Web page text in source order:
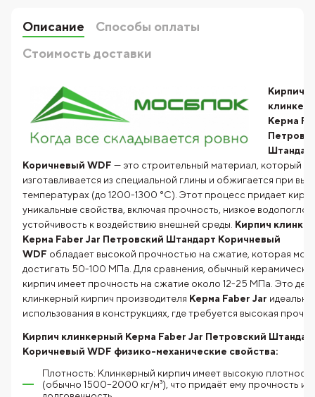
Описание
Способы оплаты
Стоимость доставки
Кирпич
Керма
Коричневый WDF — это строительный материал, который
изготавливается из специальной глины и обжигается при
температурах (до 1200-1300 °C). Этот процесс придает
уникальные свойства, включая прочность, низкое
устойчивость к воздействию внешней среды. Кирпич
Керма Faber Jar Петровский Штандарт Коричневый
WDF обладает высокой прочностью на сжатие, которая
достигать 50-100 МПа. Для сравнения, обычный
кирпич имеет прочность на сжатие около 12-25 МПа. Это
клинкерный кирпич производителя Керма Faber Jar
использования в конструкциях, где требуется высокая
Кирпич клинкерный Керма Faber Jar Петровский
Коричневый WDF физико-механические свойства:
Плотность: Клинкерный кирпич имеет высокую плотность
(обычно 1500–2000 кг/м³), что придаёт ему прочность и